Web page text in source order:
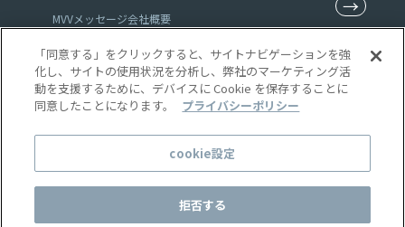
MVVメッセージ会社概要
→
特集
特集一覧
→
ニュース
「同意する」をクリックすると、サイトナビゲーションを強
化し、サイトの使用状況を分析し、弊社のマーケティング活
動を支援するために、デバイスに Cookie を保存することに
同意したことになります。
プライバシーポリシー
cookie設定
拒否する